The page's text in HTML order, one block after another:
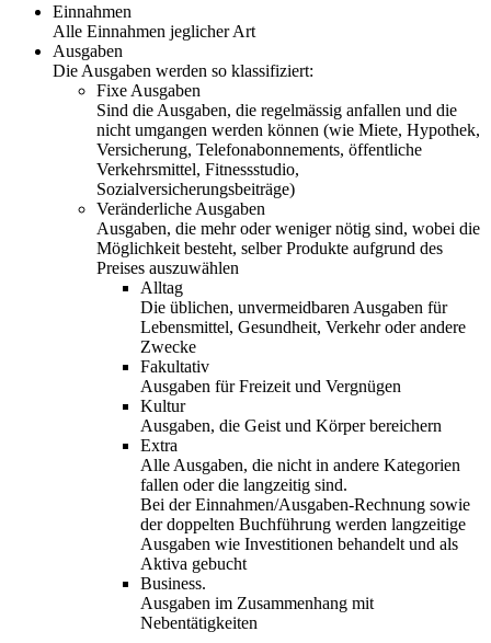
Einnahmen
Alle Einnahmen jeglicher Art
Ausgaben
Die Ausgaben werden so klassifiziert:
Fixe Ausgaben
Sind die Ausgaben, die regelmässig anfallen und die
nicht umgangen werden können (wie Miete, Hypothek,
Versicherung, Telefonabonnements, öffentliche
Verkehrsmittel, Fitnessstudio,
Sozialversicherungsbeiträge)
Veränderliche Ausgaben
Ausgaben, die mehr oder weniger nötig sind, wobei die
Möglichkeit besteht, selber Produkte aufgrund des
Preises auszuwählen
Alltag
Die üblichen, unvermeidbaren Ausgaben für
Lebensmittel, Gesundheit, Verkehr oder andere
Zwecke
Fakultativ
Ausgaben für Freizeit und Vergnügen
Kultur
Ausgaben, die Geist und Körper bereichern
Extra
Alle Ausgaben, die nicht in andere Kategorien
fallen oder die langzeitig sind.
Bei der Einnahmen/Ausgaben-Rechnung sowie
der doppelten Buchführung werden langzeitige
Ausgaben wie Investitionen behandelt und als
Aktiva gebucht
Business.
Ausgaben im Zusammenhang mit
Nebentätigkeiten